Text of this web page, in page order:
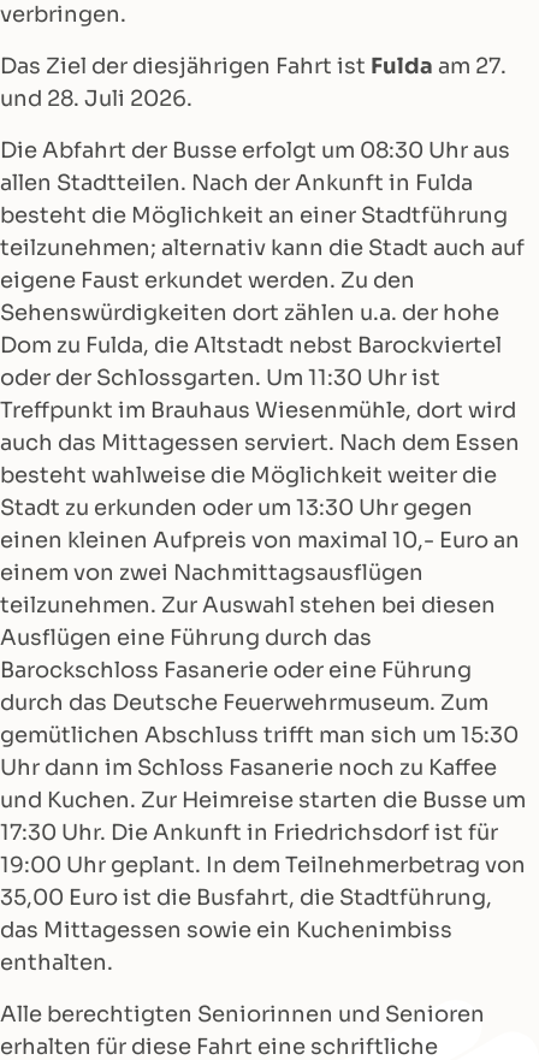
verbringen.
Das Ziel der diesjährigen Fahrt ist Fulda am 27.
und 28. Juli 2026.
Die Abfahrt der Busse erfolgt um 08:30 Uhr aus
allen Stadtteilen. Nach der Ankunft in Fulda
besteht die Möglichkeit an einer Stadtführung
teilzunehmen; alternativ kann die Stadt auch auf
eigene Faust erkundet werden. Zu den
Sehenswürdigkeiten dort zählen u.a. der hohe
Dom zu Fulda, die Altstadt nebst Barockviertel
oder der Schlossgarten. Um 11:30 Uhr ist
Treffpunkt im Brauhaus Wiesenmühle, dort wird
auch das Mittagessen serviert. Nach dem Essen
besteht wahlweise die Möglichkeit weiter die
Stadt zu erkunden oder um 13:30 Uhr gegen
einen kleinen Aufpreis von maximal 10,- Euro an
einem von zwei Nachmittagsausflügen
teilzunehmen. Zur Auswahl stehen bei diesen
Ausflügen eine Führung durch das
Barockschloss Fasanerie oder eine Führung
durch das Deutsche Feuerwehrmuseum. Zum
gemütlichen Abschluss trifft man sich um 15:30
Uhr dann im Schloss Fasanerie noch zu Kaffee
und Kuchen. Zur Heimreise starten die Busse um
17:30 Uhr. Die Ankunft in Friedrichsdorf ist für
19:00 Uhr geplant. In dem Teilnehmerbetrag von
35,00 Euro ist die Busfahrt, die Stadtführung,
das Mittagessen sowie ein Kuchenimbiss
enthalten.
Alle berechtigten Seniorinnen und Senioren
erhalten für diese Fahrt eine schriftliche